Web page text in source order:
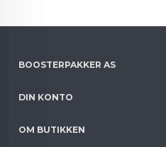
BOOSTERPAKKER AS
DIN KONTO
OM BUTIKKEN